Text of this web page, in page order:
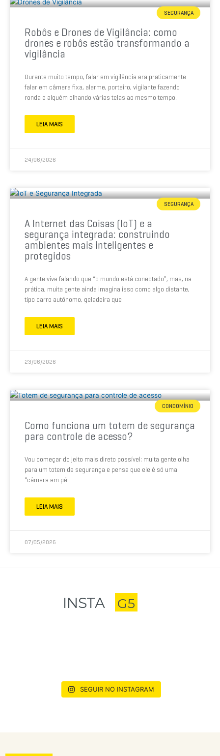
SEGURANÇA
Robôs e Drones de Vigilância: como
drones e robôs estão transformando a
vigilância
Durante muito tempo, falar em vigilância era praticamente
falar em câmera fixa, alarme, porteiro, vigilante fazendo
ronda e alguém olhando várias telas ao mesmo tempo.
LEIA MAIS
24/06/2026
SEGURANÇA
A Internet das Coisas (IoT) e a
segurança integrada: construindo
ambientes mais inteligentes e
protegidos
A gente vive falando que “o mundo está conectado”, mas, na
prática, muita gente ainda imagina isso como algo distante,
tipo carro autônomo, geladeira que
LEIA MAIS
23/06/2026
CONDOMÍNIO
Como funciona um totem de segurança
para controle de acesso?
Vou começar do jeito mais direto possível: muita gente olha
para um totem de segurança e pensa que ele é só uma
“câmera em pé
LEIA MAIS
07/05/2026
INSTA G5
SEGUIR NO INSTAGRAM